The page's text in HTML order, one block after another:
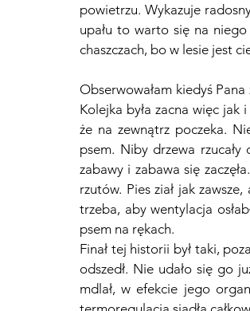
powietrzu. Wykazuje
upału to warto się na
chaszczach, bo w lesie jest
Obserwowałam kiedyś
Kolejka była zacna więc jak
że na zewnątrz poczeka.
psem. Niby drzewa
zabawy i zabawa się
rzutów. Pies ział jak
trzeba, aby wentylacja
psem na rękach.
Finał tej historii był taki,
odszedł. Nie udało się go
mdlał, w efekcie jego